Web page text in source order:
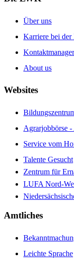
Über uns
Karriere bei
Kontaktmanager
About us
Websites
Agrarjobbörse -
Service vom
Talente Gesucht
Zentrum für
LUFA Nord-
Amtliches
Leichte Sprache